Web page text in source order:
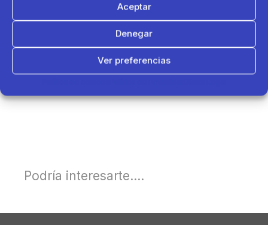
Aceptar
Denegar
Ver preferencias
Podría interesarte....